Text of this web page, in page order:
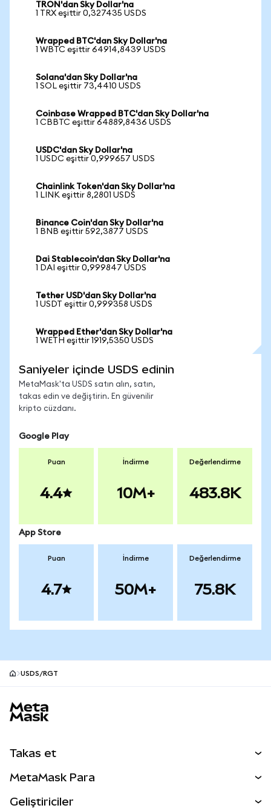
TRON'dan Sky Dollar'na
1 TRX eşittir 0,327435 USDS
Wrapped BTC'dan Sky Dollar'na
1 WBTC eşittir 64914,8439 USDS
Solana'dan Sky Dollar'na
1 SOL eşittir 73,4410 USDS
Coinbase Wrapped BTC'dan Sky Dollar'na
1 CBBTC eşittir 64889,8436 USDS
USDC'dan Sky Dollar'na
1 USDC eşittir 0,999657 USDS
Chainlink Token'dan Sky Dollar'na
1 LINK eşittir 8,2801 USDS
Binance Coin'dan Sky Dollar'na
1 BNB eşittir 592,3877 USDS
Dai Stablecoin'dan Sky Dollar'na
1 DAI eşittir 0,999847 USDS
Tether USD'dan Sky Dollar'na
1 USDT eşittir 0,999358 USDS
Wrapped Ether'dan Sky Dollar'na
1 WETH eşittir 1919,5350 USDS
Saniyeler içinde USDS edinin
MetaMask'ta USDS satın alın, satın,
takas edin ve değiştirin. En güvenilir
kripto cüzdanı.
Google Play
Puan
4.4
İndirme
10M+
Değerlendirme
483.8K
App Store
Puan
4.7
İndirme
50M+
Değerlendirme
75.8K
USDS/RGT
Takas et
MetaMask Para
Geliştiriciler